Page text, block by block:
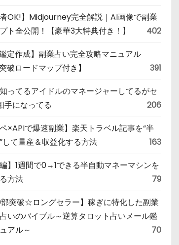
者OK!】Midjourney完全解説｜AI画像で副業
ト全公開！【豪華3大特典付き！】
402
鑑定作成】副業占い完全攻略マニュアル
破ロードマップ付き】
391
ってるアイドルのマネージャーしてるがセ
手になってる
206
ペ×APIで爆速副業】楽天トラベル記事を“半
して量産＆収益化する方法
163
編】1週間で0→1できる半自動マネーマシンを
方法
79
部突破☆ロングセラー】稼ぎに特化した副業
いのバイブル～逆算タロット占いメール鑑
アル～
70